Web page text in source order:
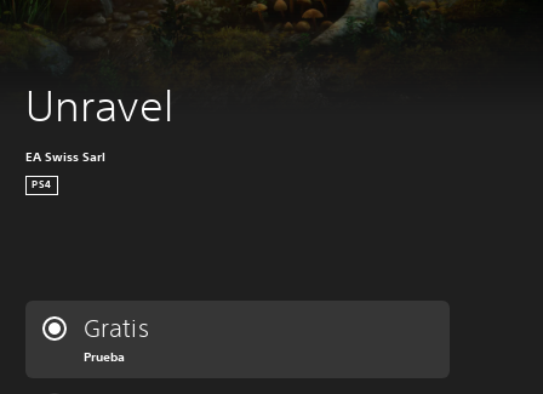
Unravel
EA Swiss Sarl
PS4
Gratis
Prueba